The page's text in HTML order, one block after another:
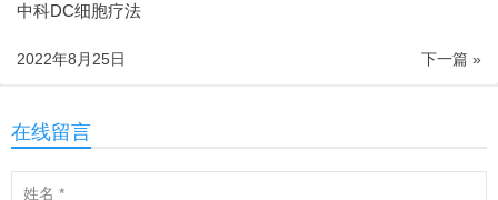
中科DC细胞疗法
下一篇 »
2022年8月25日
在线留言